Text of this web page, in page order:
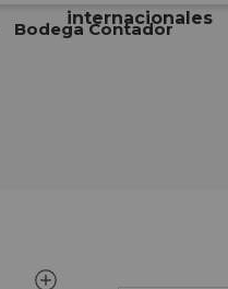
internacionales
Bodega Contador